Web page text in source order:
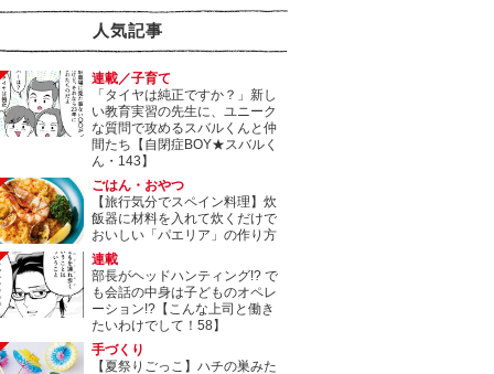
人気記事
連載／子育て
「タイヤは純正ですか？」新し
い教育実習の先生に、ユニーク
な質問で攻めるスバルくんと仲
間たち【自閉症BOY★スバルく
ん・143】
ごはん・おやつ
【旅行気分でスペイン料理】炊
飯器に材料を入れて炊くだけで
おいしい「パエリア」の作り方
連載
部長がヘッドハンティング!? で
も会話の中身は子どものオペレ
ーション!?【こんな上司と働き
たいわけでして！58】
手づくり
【夏祭りごっこ】ハチの巣みた